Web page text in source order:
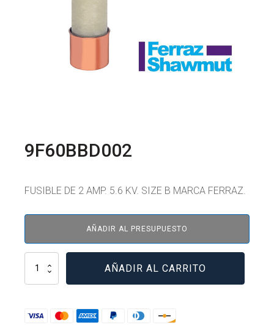
9F60BBD002
FUSIBLE DE 2 AMP. 5.6 KV. SIZE B MARCA FERRAZ.
AÑADIR AL PRESUPUESTO
9F60BBD002
cantidad
AÑADIR AL CARRITO